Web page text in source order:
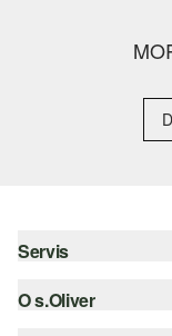
Servis
Pomoc a FAQ
O s.Oliver